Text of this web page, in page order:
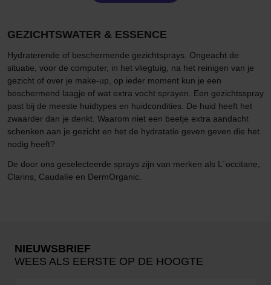
GEZICHTSWATER & ESSENCE
Hydraterende of beschermende gezichtsprays. Ongeacht de
situatie, voor de computer, in het vliegtuig, na het reinigen van je
gezicht of over je make-up, op ieder moment kun je een
beschermend laagje of wat extra vocht sprayen. Een gezichtsspray
past bij de meeste huidtypes en huidcondities. De huid heeft het
zwaarder dan je denkt. Waarom niet een beetje extra aandacht
schenken aan je gezicht en het de hydratatie geven geven die het
nodig heeft?
De door ons geselecteerde sprays zijn van merken als L´occitane,
Clarins, Caudalíe en DermOrganic.
NIEUWSBRIEF
WEES ALS EERSTE OP DE HOOGTE